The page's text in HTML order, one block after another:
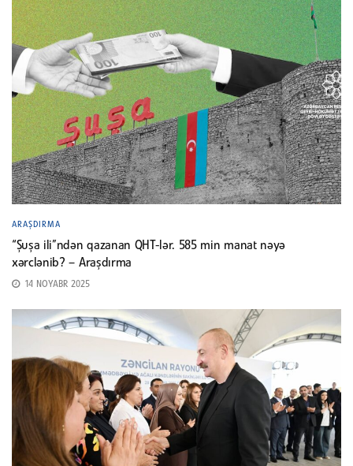
ARAŞDIRMA
“Şuşa ili”ndən qazanan QHT-lər. 585 min manat nəyə
xərclənib? – Araşdırma
14 NOYABR 2025